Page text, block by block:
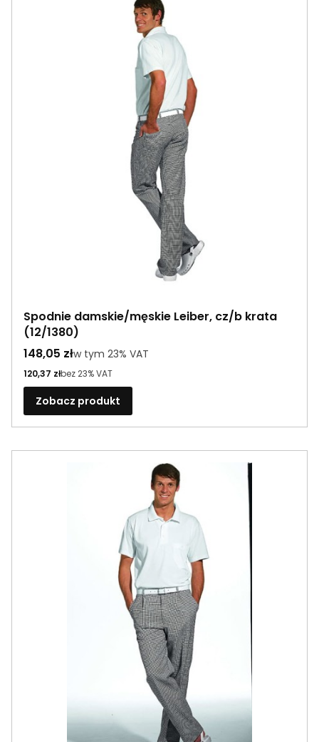
Spodnie damskie/męskie Leiber, cz/b krata
(12/1380)
Cena brutto
148,05 złw tym %s VAT
w tym 23% VAT
Cena netto
120,37 złbez 23% VAT
Zobacz produkt